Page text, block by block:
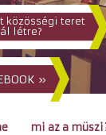
közösségi teret
létre?
»
mi az a